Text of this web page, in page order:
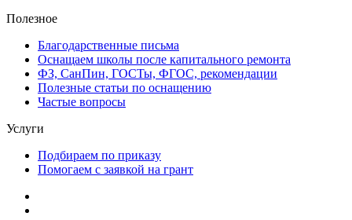
Полезное
Благодарственные письма
Оснащаем школы после капитального ремонта
ФЗ, СанПин, ГОСТы, ФГОС, рекомендации
Полезные статьи по оснащению
Частые вопросы
Услуги
Подбираем по приказу
Помогаем с заявкой на грант